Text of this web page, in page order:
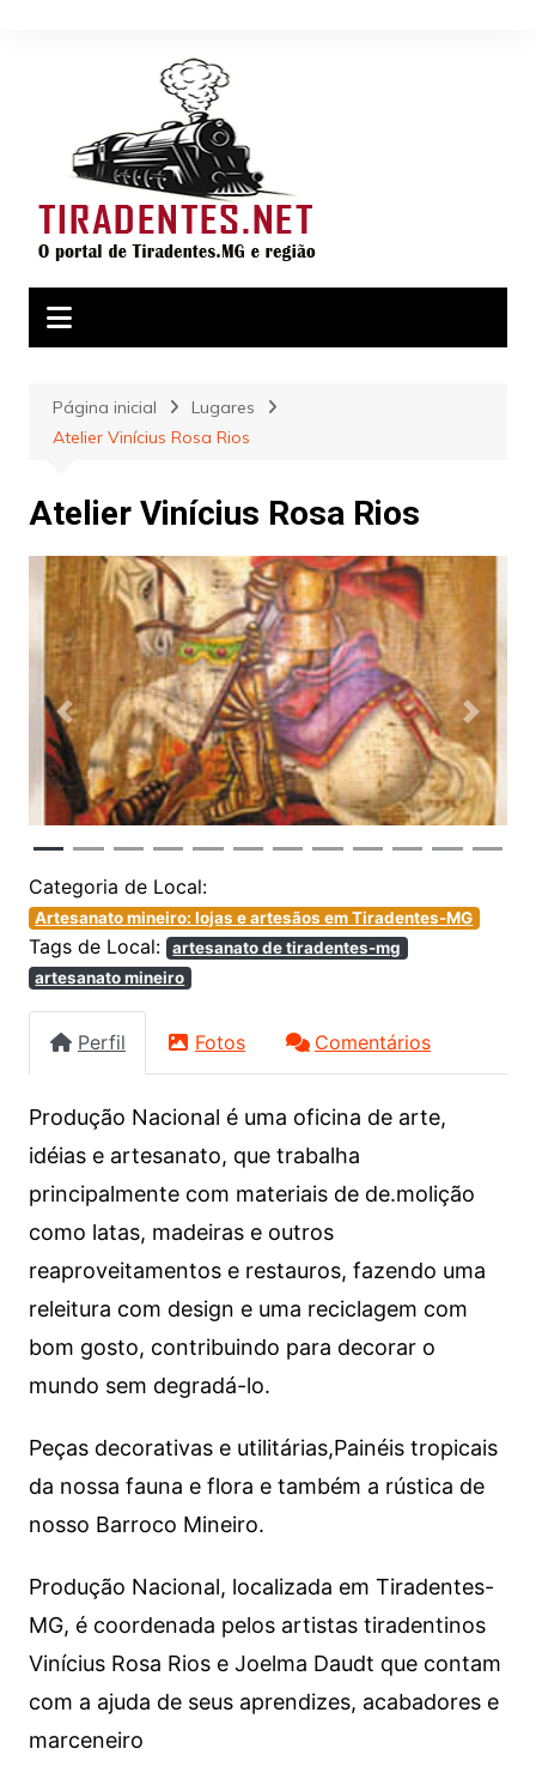
Página inicial
Lugares
Atelier Vinícius Rosa Rios
Atelier Vinícius Rosa Rios
Anterior
Categoria de Local:
Artesanato mineiro: lojas e artesãos em Tiradentes-MG
Tags de Local:
artesanato de tiradentes-mg
artesanato mineiro
Perfil Fotos Comentários
Produção Nacional é uma oficina de arte,
idéias e artesanato, que trabalha
principalmente com materiais de de.molição
como latas, madeiras e outros
reaproveitamentos e restauros, fazendo uma
releitura com design e uma reciclagem com
bom gosto, contribuindo para decorar o
mundo sem degradá-lo.
Peças decorativas e utilitárias,Painéis tropicais
da nossa fauna e flora e também a rústica de
nosso Barroco Mineiro.
Produção Nacional, localizada em Tiradentes-
MG, é coordenada pelos artistas tiradentinos
Vinícius Rosa Rios e Joelma Daudt que contam
com a ajuda de seus aprendizes, acabadores e
marceneiro